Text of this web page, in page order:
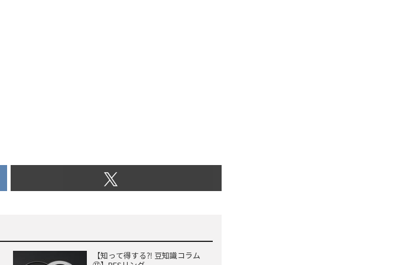
【知って得する⁈ 豆知識コラム